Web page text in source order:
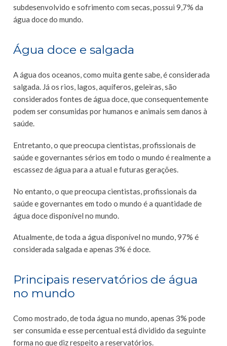
subdesenvolvido e sofrimento com secas, possui 9,7% da
água doce do mundo.
Água doce e salgada
A água dos oceanos, como muita gente sabe, é considerada
salgada. Já os rios, lagos, aquíferos, geleiras, são
considerados fontes de água doce, que consequentemente
podem ser consumidas por humanos e animais sem danos à
saúde.
Entretanto, o que preocupa cientistas, profissionais de
saúde e governantes sérios em todo o mundo é realmente a
escassez de água para a atual e futuras gerações.
No entanto, o que preocupa cientistas, profissionais da
saúde e governantes em todo o mundo é a quantidade de
água doce disponível no mundo.
Atualmente, de toda a água disponível no mundo, 97% é
considerada salgada e apenas 3% é doce.
Principais reservatórios de água
no mundo
Como mostrado, de toda água no mundo, apenas 3% pode
ser consumida e esse percentual está dividido da seguinte
forma no que diz respeito a reservatórios.